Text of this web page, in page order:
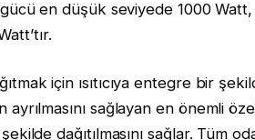
en düşük seviyede 1000
için ısıtıcıya entegre bir
ayrılmasını sağlayan en önemli
dağıtılmasını sağlar. Tüm